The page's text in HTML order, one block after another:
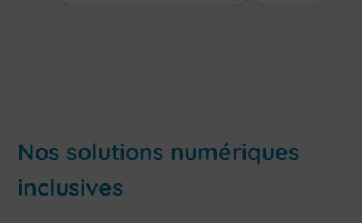
Nos solutions numériques
inclusives